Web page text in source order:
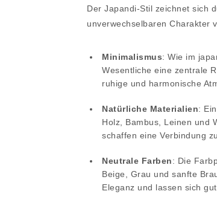
Der Japandi-Stil zeichnet sich
unverwechselbaren Charakter
Minimalismus: Wie im
Wesentliche eine zentrale
ruhige und harmonische
Natürliche Materialien:
Holz, Bambus, Leinen und
schaffen eine Verbindung
Neutrale Farben: Die
Beige, Grau und sanfte
Eleganz und lassen sich